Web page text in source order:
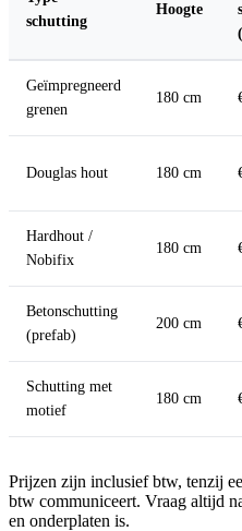
schutting
Hoogte
Geïmpregneerd
grenen
180 cm
Douglas hout 180 cm
Hardhout /
Nobifix
180 cm
Betonschutting
(prefab)
200 cm
Schutting met
motief
180 cm
Prijzen zijn inclusief btw, tenzij
btw communiceert. Vraag altijd
en onderplaten is.